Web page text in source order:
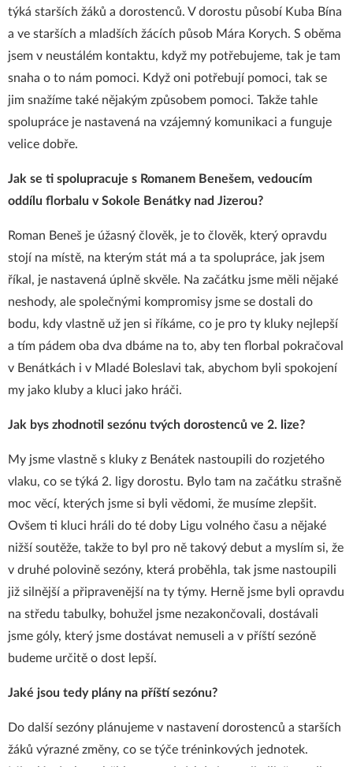
týká starších žáků a dorostenců. V dorostu působí Kuba Bína
a ve starších a mladších žácích působ Mára Korych. S oběma
jsem v neustálém kontaktu, když my potřebujeme, tak je tam
snaha o to nám pomoci. Když oni potřebují pomoci, tak se
jim snažíme také nějakým způsobem pomoci. Takže tahle
spolupráce je nastavená na vzájemný komunikaci a funguje
velice dobře.
Jak se ti spolupracuje s Romanem Benešem, vedoucím
oddílu florbalu v Sokole Benátky nad Jizerou?
Roman Beneš je úžasný člověk, je to člověk, který opravdu
stojí na místě, na kterým stát má a ta spolupráce, jak jsem
říkal, je nastavená úplně skvěle. Na začátku jsme měli nějaké
neshody, ale společnými kompromisy jsme se dostali do
bodu, kdy vlastně už jen si říkáme, co je pro ty kluky nejlepší
a tím pádem oba dva dbáme na to, aby ten florbal pokračoval
v Benátkách i v Mladé Boleslavi tak, abychom byli spokojení
my jako kluby a kluci jako hráči.
Jak bys zhodnotil sezónu tvých dorostenců ve 2. lize?
My jsme vlastně s kluky z Benátek nastoupili do rozjetého
vlaku, co se týká 2. ligy dorostu. Bylo tam na začátku strašně
moc věcí, kterých jsme si byli vědomi, že musíme zlepšit.
Ovšem ti kluci hráli do té doby Ligu volného času a nějaké
nižší soutěže, takže to byl pro ně takový debut a myslím si, že
v druhé polovině sezóny, která proběhla, tak jsme nastoupili
již silnější a připravenější na ty týmy. Herně jsme byli opravdu
na středu tabulky, bohužel jsme nezakončovali, dostávali
jsme góly, který jsme dostávat nemuseli a v příští sezóně
budeme určitě o dost lepší.
Jaké jsou tedy plány na příští sezónu?
Do další sezóny plánujeme v nastavení dorostenců a starších
žáků výrazné změny, co se týče tréninkových jednotek.